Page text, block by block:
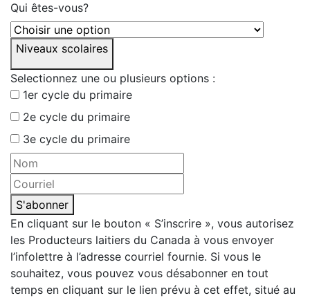
Qui êtes-vous?
Niveaux scolaires
Selectionnez une ou plusieurs options :
1er cycle du primaire
2e cycle du primaire
3e cycle du primaire
S'abonner
En cliquant sur le bouton « S’inscrire », vous autorisez
les Producteurs laitiers du Canada à vous envoyer
l’infolettre à l’adresse courriel fournie. Si vous le
souhaitez, vous pouvez vous désabonner en tout
temps en cliquant sur le lien prévu à cet effet, situé au